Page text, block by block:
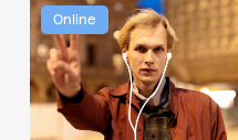
Online